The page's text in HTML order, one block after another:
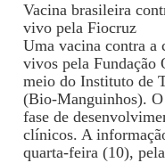
Vacina brasileira
vivo pela Fiocruz
Uma vacina contra a
vivos pela Fundação
meio do Instituto de
(Bio-Manguinhos). O
fase de
clínicos. A
quarta-feira (10),